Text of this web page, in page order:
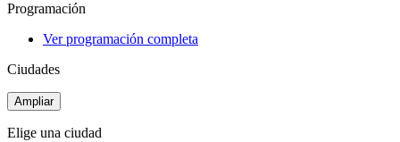
Programación
Ver programación completa
Ciudades
Ampliar
Elige una ciudad